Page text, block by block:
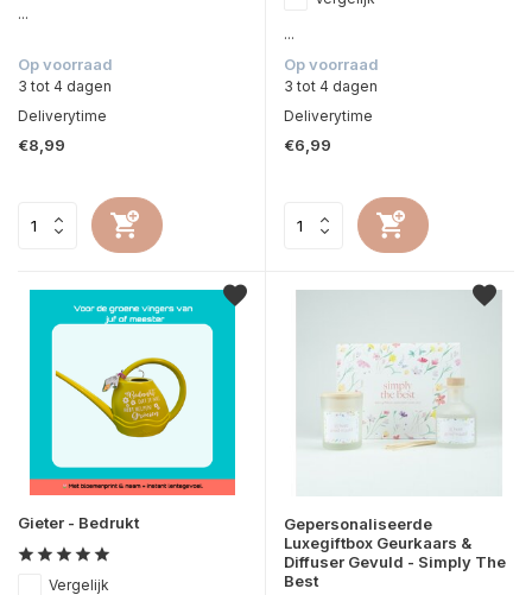
...
Op voorraad
3 tot 4 dagen
Deliverytime
€8,99
...
Op voorraad
3 tot 4 dagen
Deliverytime
€6,99
Gieter - Bedrukt
Vergelijk
Gepersonaliseerde
Luxegiftbox Geurkaars &
Diffuser Gevuld - Simply The
Best